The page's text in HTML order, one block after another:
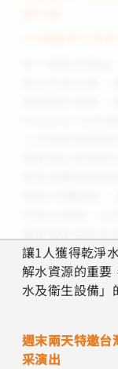
讓1人獲得乾淨
解水資源的重要
水及衛生設備」
週末兩天特邀台
采演出